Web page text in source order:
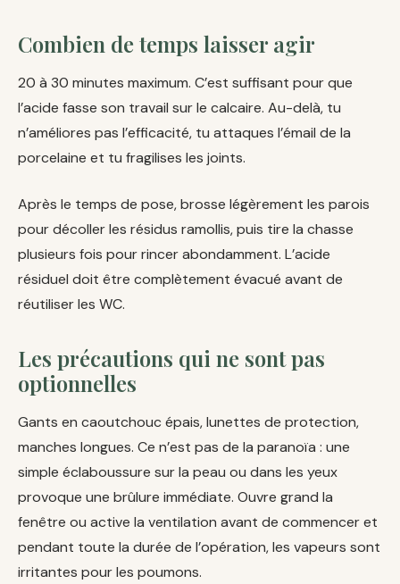
Combien de temps laisser agir
20 à 30 minutes maximum. C’est suffisant pour que
l’acide fasse son travail sur le calcaire. Au-delà, tu
n’améliores pas l’efficacité, tu attaques l’émail de la
porcelaine et tu fragilises les joints.
Après le temps de pose, brosse légèrement les parois
pour décoller les résidus ramollis, puis tire la chasse
plusieurs fois pour rincer abondamment. L’acide
résiduel doit être complètement évacué avant de
réutiliser les WC.
Les précautions qui ne sont pas
optionnelles
Gants en caoutchouc épais, lunettes de protection,
manches longues. Ce n’est pas de la paranoïa : une
simple éclaboussure sur la peau ou dans les yeux
provoque une brûlure immédiate. Ouvre grand la
fenêtre ou active la ventilation avant de commencer et
pendant toute la durée de l’opération, les vapeurs sont
irritantes pour les poumons.